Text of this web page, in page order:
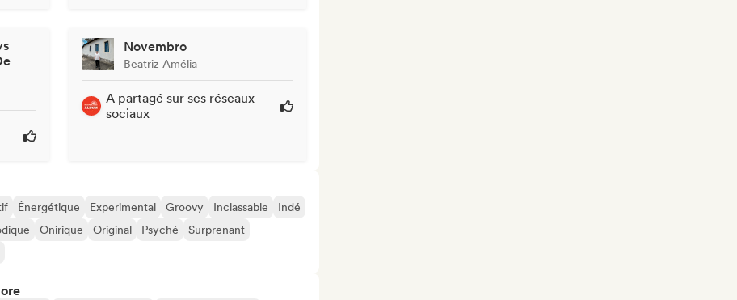
Novembro
Beatriz Amélia
A partagé sur ses réseaux
sociaux
Énergétique Experimental Groovy Inclassable
Indé
Onirique Original Psyché
Surprenant